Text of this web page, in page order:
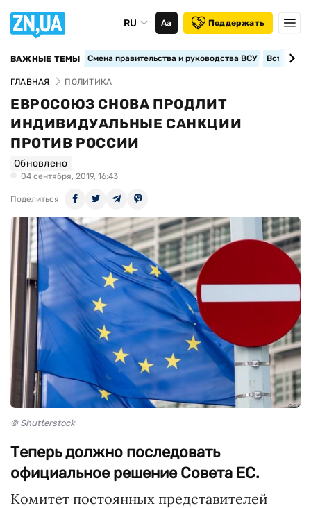
RU Аа Поддержать
ВАЖНЫЕ ТЕМЫ Смена правительства и руководства ВСУ
ГЛАВНАЯ ПОЛИТИКА
ЕВРОСОЮЗ СНОВА ПРОДЛИТ
ИНДИВИДУАЛЬНЫЕ САНКЦИИ
ПРОТИВ РОССИИ
Обновлено
04 сентября, 2019, 16:43
Поделиться
© Shutterstock
Теперь должно последовать
официальное решение Совета ЕС.
Комитет постоянных представителей